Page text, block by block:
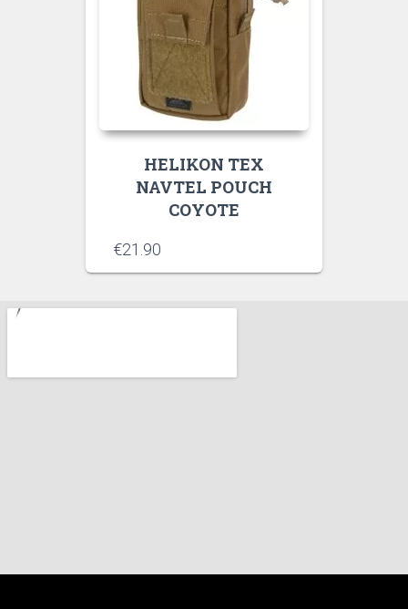
HELIKON TEX
NAVTEL POUCH
COYOTE
€21.90